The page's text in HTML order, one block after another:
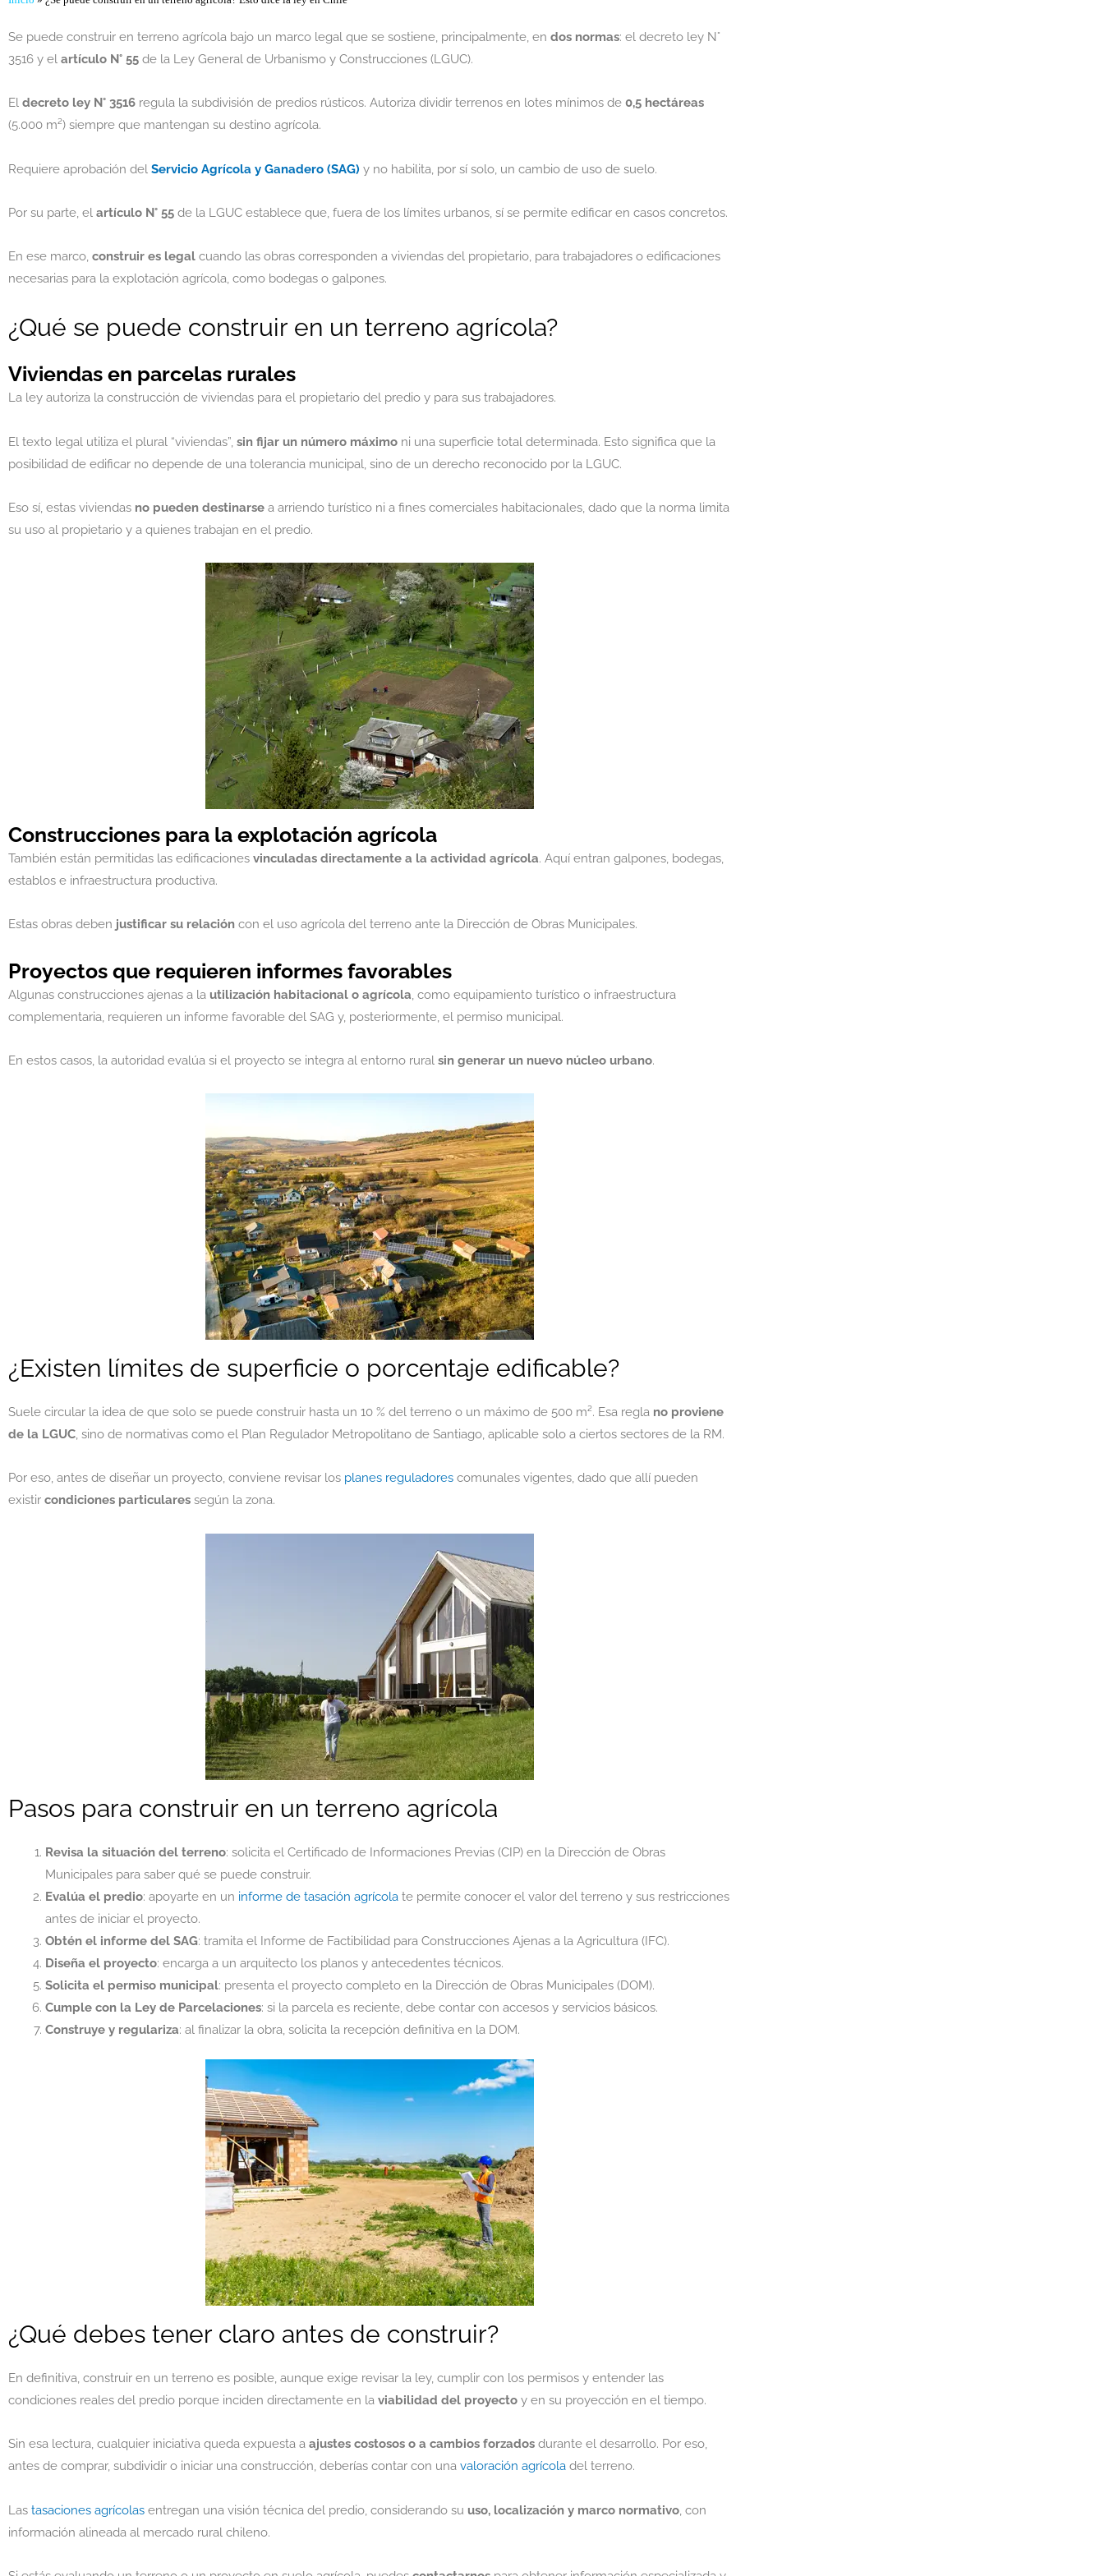
Se puede construir en terreno agrícola bajo un marco legal que se sostiene, principalmente, en dos normas: el decreto ley N°
3516 y el artículo N° 55 de la Ley General de Urbanismo y Construcciones (LGUC).
El decreto ley N° 3516 regula la subdivisión de predios rústicos. Autoriza dividir terrenos en lotes mínimos de 0,5 hectáreas
(5.000 m²) siempre que mantengan su destino agrícola.
Requiere aprobación del Servicio Agrícola y Ganadero (SAG) y no habilita, por sí solo, un cambio de uso de suelo.
Por su parte, el artículo N° 55 de la LGUC establece que, fuera de los límites urbanos, sí se permite edificar en casos concretos.
En ese marco, construir es legal cuando las obras corresponden a viviendas del propietario, para trabajadores o edificaciones
necesarias para la explotación agrícola, como bodegas o galpones.
¿Qué se puede construir en un terreno agrícola?
Viviendas en parcelas rurales
La ley autoriza la construcción de viviendas para el propietario del predio y para sus trabajadores.
El texto legal utiliza el plural “viviendas”, sin fijar un número máximo ni una superficie total determinada. Esto significa que la
posibilidad de edificar no depende de una tolerancia municipal, sino de un derecho reconocido por la LGUC.
Eso sí, estas viviendas no pueden destinarse a arriendo turístico ni a fines comerciales habitacionales, dado que la norma limita
su uso al propietario y a quienes trabajan en el predio.
Construcciones para la explotación agrícola
También están permitidas las edificaciones vinculadas directamente a la actividad agrícola. Aquí entran galpones, bodegas,
establos e infraestructura productiva.
Estas obras deben justificar su relación con el uso agrícola del terreno ante la Dirección de Obras Municipales.
Proyectos que requieren informes favorables
Algunas construcciones ajenas a la utilización habitacional o agrícola , como equipamiento turístico o infraestructura
complementaria, requieren un informe favorable del SAG y, posteriormente, el permiso municipal.
En estos casos, la autoridad evalúa si el proyecto se integra al entorno rural sin generar un nuevo núcleo urbano.
¿Existen límites de superficie o porcentaje edificable?
Suele circular la idea de que solo se puede construir hasta un 10 % del terreno o un máximo de 500 m². Esa regla no proviene
de la LGUC, sino de normativas como el Plan Regulador Metropolitano de Santiago, aplicable solo a ciertos sectores de la RM.
Por eso, antes de diseñar un proyecto, conviene revisar los planes reguladores comunales vigentes, dado que allí pueden
existir condiciones particulares según la zona.
Pasos para construir en un terreno agrícola
Revisa la situación del terreno: solicita el Certificado de Informaciones Previas (CIP) en la Dirección de Obras
Municipales para saber qué se puede construir.
Evalúa el predio: apoyarte en un informe de tasación agrícola te permite conocer el valor del terreno y sus restricciones
antes de iniciar el proyecto.
Obtén el informe del SAG: tramita el Informe de Factibilidad para Construcciones Ajenas a la Agricultura (IFC).
Diseña el proyecto: encarga a un arquitecto los planos y antecedentes técnicos.
Solicita el permiso municipal: presenta el proyecto completo en la Dirección de Obras Municipales (DOM).
Cumple con la Ley de Parcelaciones: si la parcela es reciente, debe contar con accesos y servicios básicos.
Construye y regulariza: al finalizar la obra, solicita la recepción definitiva en la DOM.
¿Qué debes tener claro antes de construir?
En definitiva, construir en un terreno es posible, aunque exige revisar la ley, cumplir con los permisos y entender las
condiciones reales del predio porque inciden directamente en la viabilidad del proyecto y en su proyección en el tiempo.
Sin esa lectura, cualquier iniciativa queda expuesta a ajustes costosos o a cambios forzados durante el desarrollo. Por eso,
antes de comprar, subdividir o iniciar una construcción, deberías contar con una valoración agrícola del terreno.
Las tasaciones agrícolas entregan una visión técnica del predio, considerando su uso, localización y marco normativo , con
información alineada al mercado rural chileno.